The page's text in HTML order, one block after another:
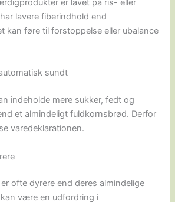
er lavet på ris- eller
lavere fiberindhold end
kan føre til forstoppelse eller ubalance
sundt
indeholde mere sukker, fedt og
et almindeligt fuldkornsbrød. Derfor
varedeklarationen.
ofte dyrere end deres almindelige
være en udfordring i